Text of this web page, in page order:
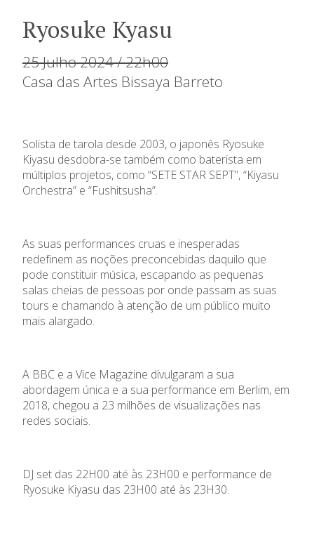
Ryosuke Kyasu
25 Julho 2024 / 22h00
Casa das Artes Bissaya Barreto
Solista de tarola desde 2003, o japonês Ryosuke
Kiyasu desdobra-se também como baterista em
múltiplos projetos, como “SETE STAR SEPT”, “Kiyasu
Orchestra” e “Fushitsusha”.
As suas performances cruas e inesperadas
redefinem as noções preconcebidas daquilo que
pode constituir música, escapando as pequenas
salas cheias de pessoas por onde passam as suas
tours e chamando à atenção de um público muito
mais alargado.
A BBC e a Vice Magazine divulgaram a sua
abordagem única e a sua performance em Berlim, em
2018, chegou a 23 milhões de visualizações nas
redes sociais.
DJ set das 22H00 até às 23H00 e performance de
Ryosuke Kiyasu das 23H00 até às 23H30.